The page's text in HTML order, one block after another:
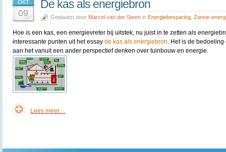
OKT
09
De kas als energiebron
Geplaatst door Marcel van der Steen in Energiebesparing Zonne-
Hoe is een kas, een energievreter bij uitstek, nu juist in te zetten als
interessante punten uit het essay de kas als energiebron. Het is de
aan het vanuit een ander perspectief denken over tuinbouw en energie.
Lees meer…